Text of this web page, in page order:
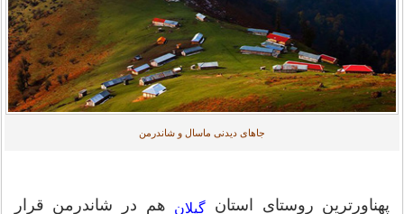
جاهای دیدنی ماسال و شاندرمن
پهناورترین روستای استانگیلان هم در شاندرمن قرار